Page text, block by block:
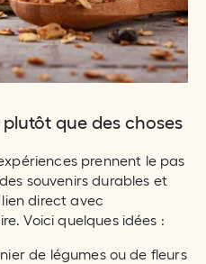
que des choses
prennent le pas
souvenirs durables et
direct avec
Voici quelques idées :
de légumes ou de fleurs